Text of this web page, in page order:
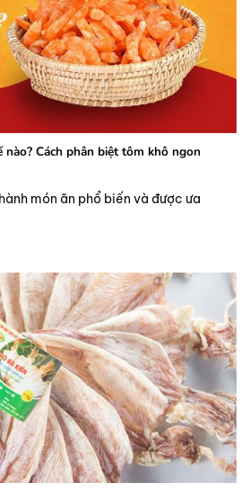
Cách phân biệt tôm khô ngon
món ăn phổ biến và được ưa